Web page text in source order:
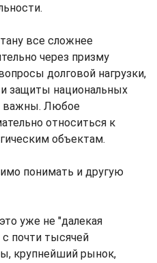
все сложнее
через призму
долговой нагрузки,
защиты национальных
важны. Любое
относиться к
объектам.
понимать и другую
уже не "далекая
почти тысячей
крупнейший рынок,